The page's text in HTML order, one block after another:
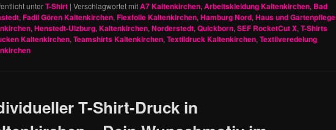
unterT-Shirt | Verschlagwortet mitA7 Kaltenkirchen,Arbeitskleidung Kaltenkirchen, Bad
,Fadil Gören Kaltenkirchen,Flexfolie Kaltenkirchen,Hamburg Nord,Haus und Gartenpflege
,Henstedt-Ulzburg,Kaltenkirchen,Norderstedt,Quickborn,SEF RocketCut X,T-Shirts
Kaltenkirchen,Teamshirts Kaltenkirchen,Textildruck Kaltenkirchen,Textilveredelung
T-Shirt-Druck in